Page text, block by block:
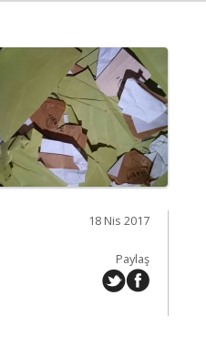
18 Nis 2017
Paylaş